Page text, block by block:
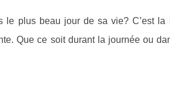
plus beau jour de sa vie? C’est la
Que ce soit durant la journée ou